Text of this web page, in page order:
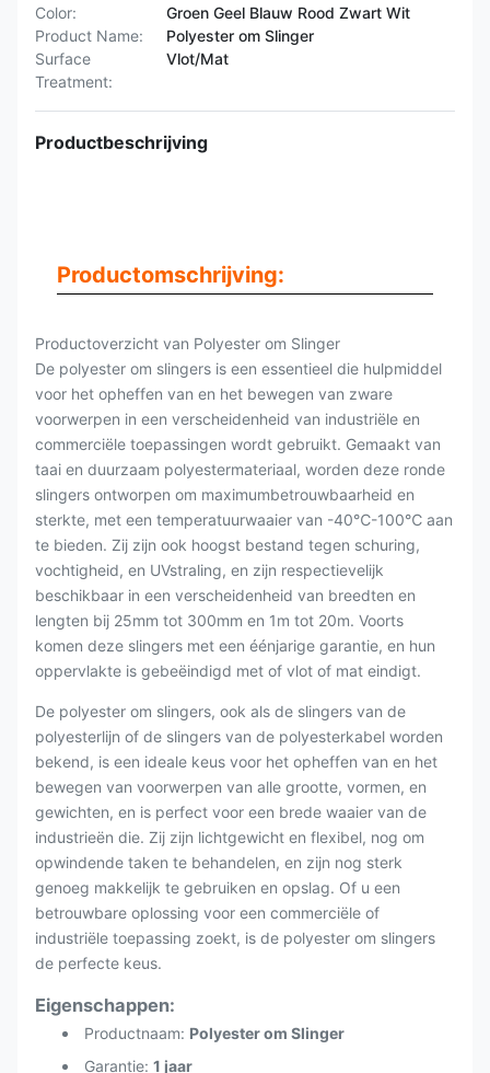
Color:
Groen Geel Blauw Rood Zwart Wit
Product Name:
Polyester om Slinger
Surface
Treatment:
Vlot/Mat
Productbeschrijving
Productomschrijving:
Productoverzicht van Polyester om Slinger
De polyester om slingers is een essentieel die hulpmiddel
voor het opheffen van en het bewegen van zware
voorwerpen in een verscheidenheid van industriële en
commerciële toepassingen wordt gebruikt. Gemaakt van
taai en duurzaam polyestermateriaal, worden deze ronde
slingers ontworpen om maximumbetrouwbaarheid en
sterkte, met een temperatuurwaaier van -40℃-100℃ aan
te bieden. Zij zijn ook hoogst bestand tegen schuring,
vochtigheid, en UVstraling, en zijn respectievelijk
beschikbaar in een verscheidenheid van breedten en
lengten bij 25mm tot 300mm en 1m tot 20m. Voorts
komen deze slingers met een éénjarige garantie, en hun
oppervlakte is gebeëindigd met of vlot of mat eindigt.
De polyester om slingers, ook als de slingers van de
polyesterlijn of de slingers van de polyesterkabel worden
bekend, is een ideale keus voor het opheffen van en het
bewegen van voorwerpen van alle grootte, vormen, en
gewichten, en is perfect voor een brede waaier van de
industrieën die. Zij zijn lichtgewicht en flexibel, nog om
opwindende taken te behandelen, en zijn nog sterk
genoeg makkelijk te gebruiken en opslag. Of u een
betrouwbare oplossing voor een commerciële of
industriële toepassing zoekt, is de polyester om slingers
de perfecte keus.
Eigenschappen:
Productnaam: Polyester om Slinger
Garantie: 1 jaar